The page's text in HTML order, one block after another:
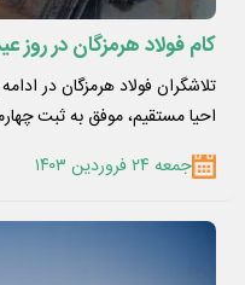
کام فولاد هرمزگان در روز
تلاشگران فولاد هرمزگان در
احیا مستقیم، موفق به ثبت
جمعه ۲۴ فروردین ۱۴۰۳